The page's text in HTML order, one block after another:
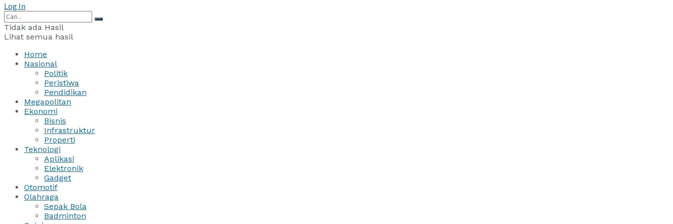
Log In
Tidak ada Hasil
Lihat semua hasil
Home
Nasional
Politik
Peristiwa
Pendidikan
Megapolitan
Ekonomi
Bisnis
Infrastruktur
Properti
Teknologi
Aplikasi
Elektronik
Gadget
Otomotif
Olahraga
Sepak Bola
Badminton